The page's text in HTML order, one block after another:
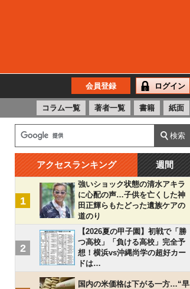
会員登録 ログイン
コラム一覧 著者一覧 書籍 紙面
アクセスランキング 週間
1
強いショック状態の清水アキラ
に心配の声…子供を亡くした神
田正輝らもたどった遺族ケアの
道のり
2
【2026夏の甲子園】初戦で「勝
つ高校」「負ける高校」完全予
想！横浜vs沖縄尚学の超好カー
ドは…
国内の米価格は下がる一方…“早